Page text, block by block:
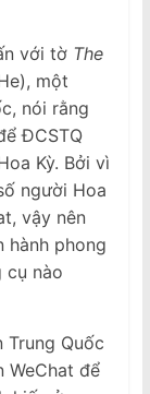
với tờ The
một
nói rằng
ĐCSTQ
Kỳ. Bởi vì
người Hoa
vậy nên
hành phong
cụ nào
Quốc
WeChat để